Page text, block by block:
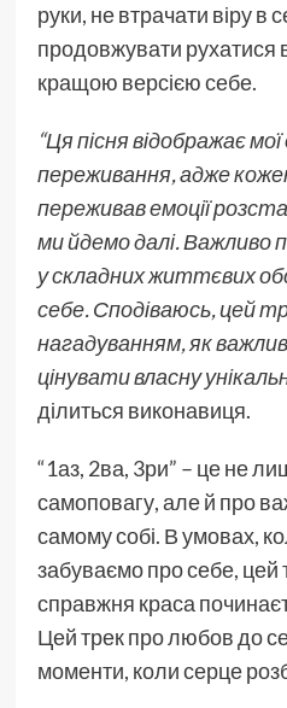
руки, не втрачати віру в
продовжувати рухатися
кращою версією себе.
“Ця пісня відображає
переживання, адже
переживав емоції
ми йдемо далі. Важливо
у складних життєвих
себе. Сподіваюсь, цей
нагадуванням, як
цінувати власну
ділиться виконавиця.
“1аз, 2ва, 3ри” – це не
самоповагу, але й про
самому собі. В умовах,
забуваємо про себе, цей
справжня краса
Цей трек про любов до
моменти, коли серце